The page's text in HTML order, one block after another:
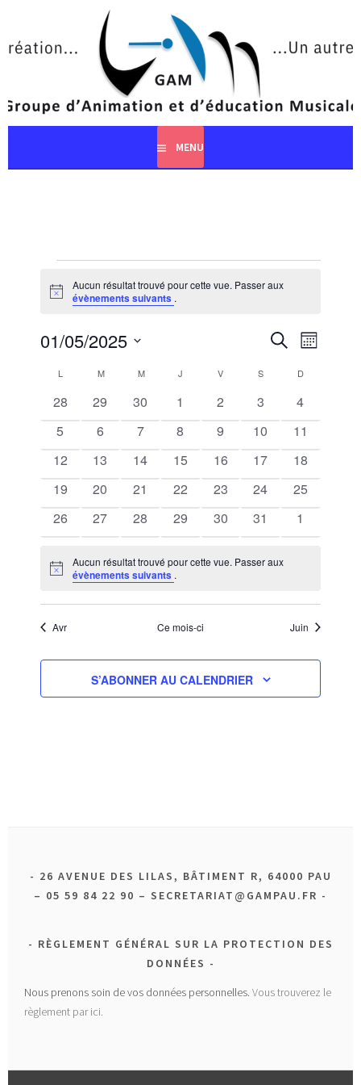
contenu
MENU
ÉVÈNEMENTS
Notice
Aucun résultat trouvé pour cette vue. Passer aux
évènements suivants .
RECHERCHE
NAVIGATION
VUES
RECHERCHE
DE
MOIS
01/05/2025
une
date.
CALENDRIER
DE
ÉVÈNEMENTS
L MMARDI MMERCREDI
J V VENDREDI
SSAMEDI D
0
évènements
28
0
évènements
29
0
évènements
30
0
évènements
1
0
évènements
2
0
évènements
3
0
4
0
évènements
5
0
évènements
6
0
évènements
7
0
évènements
8
0
évènements
9
0
évènements
10
0
11
0
évènements
12
0
évènements
13
0
évènements
14
0
évènements
15
0
évènements
16
0
évènements
17
0
18
0
évènements
19
0
évènements
20
0
évènements
21
0
évènements
22
0
évènements
23
0
évènements
24
0
25
0
évènements
26
0
évènements
27
0
évènements
28
0
évènements
29
0
évènements
30
0
évènements
31
0
1
Notice
Aucun résultat trouvé pour cette vue. Passer aux
évènements suivants .
Avr Ce mois-ci Juin
S’ABONNER AU CALENDRIER
26 AVENUE DES LILAS, BÂTIMENT R, 64000 PAU
– 05 59 84 22 90 – SECRETARIAT@GAMPAU.FR
RÈGLEMENT GÉNÉRAL SUR LA PROTECTION DES
DONNÉES
Nous prenons soin de vos données personnelles.Vous trouverez le
règlement par ici.